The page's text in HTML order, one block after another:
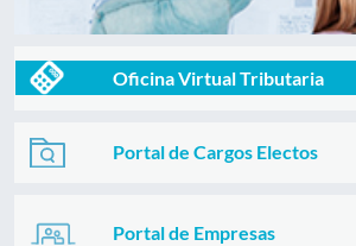
Oficina Virtual Tributaria
Portal de Cargos Electos
Portal de Empresas